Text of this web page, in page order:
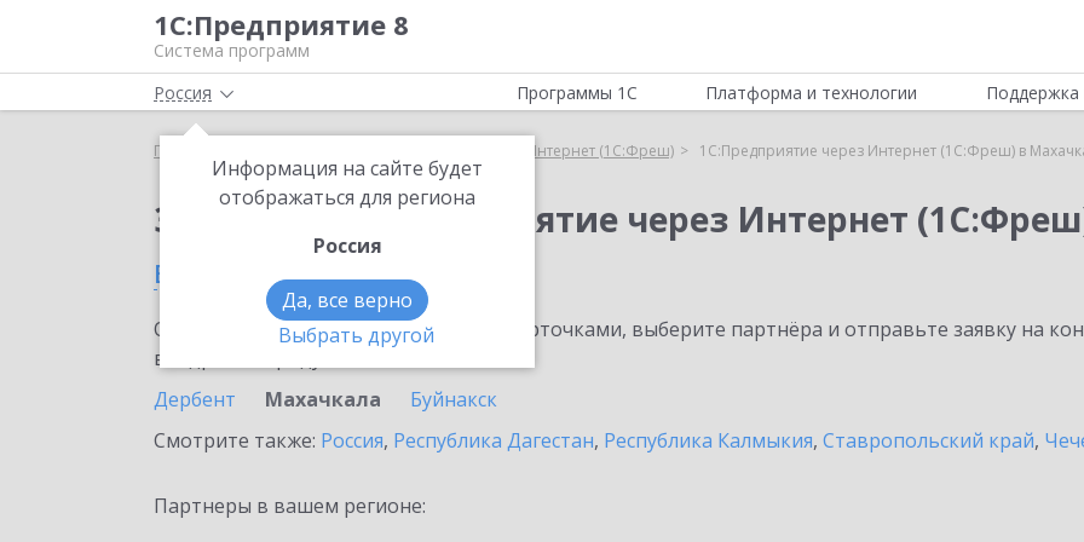
1С:Предприятие 8
Система программ
Россия
Информация на сайте будет
отображаться для региона
Россия
Да, все верно
Выбрать другой
Программы 1С Платформа и технологии Поддержка
Главная 1С:Предприятие через Интернет (1С:Фреш) 1С:Предприятие через Интернет (1С:Фреш) в
Заказать 1С:Предприятие через Интернет
в Махачкале
Ознакомьтесь с информационными карточками, выберите партнёра и отправьте заявку на
внедрение продукта.
Дербент
Махачкала
Буйнакск
Смотрите также: Россия, Республика Дагестан, Республика Калмыкия, Ставропольский край,
Партнеры в вашем регионе: